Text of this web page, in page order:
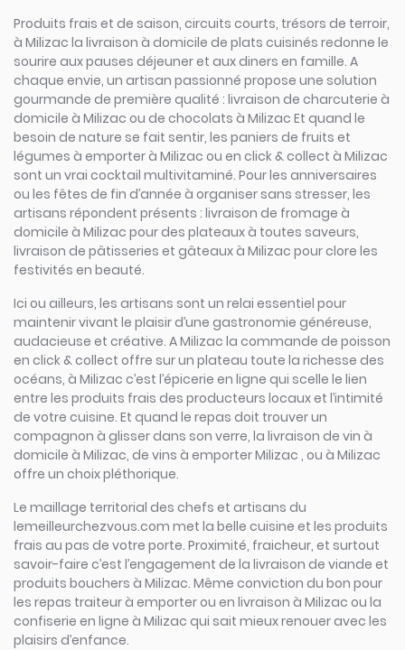
Produits frais et de saison, circuits courts, trésors de terroir,
à Milizac la livraison à domicile de plats cuisinés redonne le
sourire aux pauses déjeuner et aux diners en famille. A
chaque envie, un artisan passionné propose une solution
gourmande de première qualité : livraison de charcuterie à
domicile à Milizac ou de chocolats à Milizac Et quand le
besoin de nature se fait sentir, les paniers de fruits et
légumes à emporter à Milizac ou en click & collect à Milizac
sont un vrai cocktail multivitaminé. Pour les anniversaires
ou les fêtes de fin d’année à organiser sans stresser, les
artisans répondent présents : livraison de fromage à
domicile à Milizac pour des plateaux à toutes saveurs,
livraison de pâtisseries et gâteaux à Milizac pour clore les
festivités en beauté.
Ici ou ailleurs, les artisans sont un relai essentiel pour
maintenir vivant le plaisir d’une gastronomie généreuse,
audacieuse et créative. A Milizac la commande de poisson
en click & collect offre sur un plateau toute la richesse des
océans, à Milizac c’est l’épicerie en ligne qui scelle le lien
entre les produits frais des producteurs locaux et l’intimité
de votre cuisine. Et quand le repas doit trouver un
compagnon à glisser dans son verre, la livraison de vin à
domicile à Milizac, de vins à emporter Milizac , ou à Milizac
offre un choix pléthorique.
Le maillage territorial des chefs et artisans du
lemeilleurchezvous.com met la belle cuisine et les produits
frais au pas de votre porte. Proximité, fraicheur, et surtout
savoir-faire c’est l’engagement de la livraison de viande et
produits bouchers à Milizac. Même conviction du bon pour
les repas traiteur à emporter ou en livraison à Milizac ou la
confiserie en ligne à Milizac qui sait mieux renouer avec les
plaisirs d’enfance.